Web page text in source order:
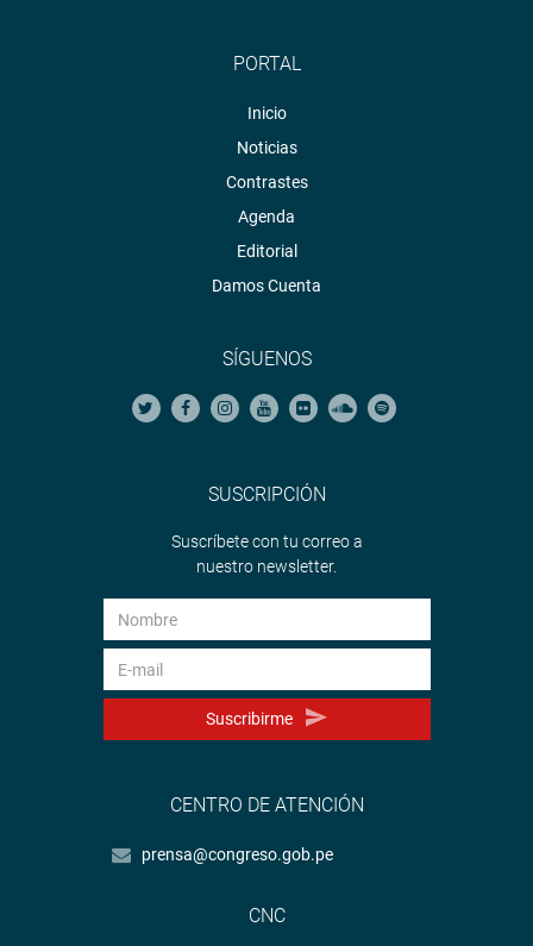
PORTAL
Inicio
Noticias
Contrastes
Agenda
Editorial
Damos Cuenta
SÍGUENOS
SUSCRIPCIÓN
Suscríbete con tu correo a
nuestro newsletter.
Suscribirme
CENTRO DE ATENCIÓN
prensa@congreso.gob.pe
CNC